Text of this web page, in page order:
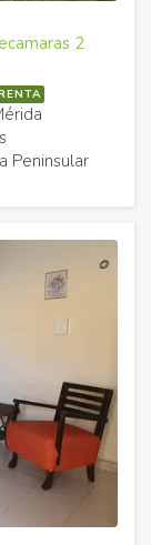
2
Peninsular